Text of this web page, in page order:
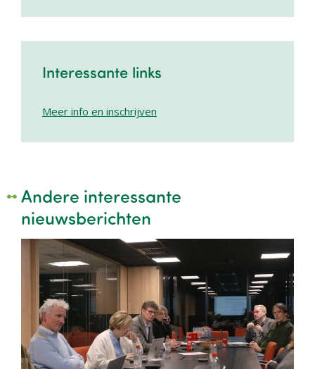
Interessante links
Meer info en inschrijven
Andere interessante
nieuwsberichten